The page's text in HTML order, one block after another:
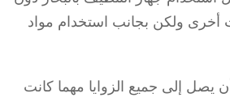
أخرى ولكن بجانب استخدام مواد
يصل إلى جميع الزوايا مهما كانت